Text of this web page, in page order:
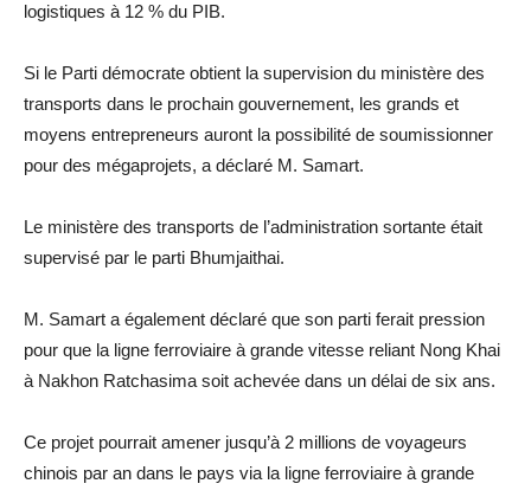
logistiques à 12 % du PIB.
Si le Parti démocrate obtient la supervision du ministère des
transports dans le prochain gouvernement, les grands et
moyens entrepreneurs auront la possibilité de soumissionner
pour des mégaprojets, a déclaré M. Samart.
Le ministère des transports de l’administration sortante était
supervisé par le parti Bhumjaithai.
M. Samart a également déclaré que son parti ferait pression
pour que la ligne ferroviaire à grande vitesse reliant Nong Khai
à Nakhon Ratchasima soit achevée dans un délai de six ans.
Ce projet pourrait amener jusqu’à 2 millions de voyageurs
chinois par an dans le pays via la ligne ferroviaire à grande